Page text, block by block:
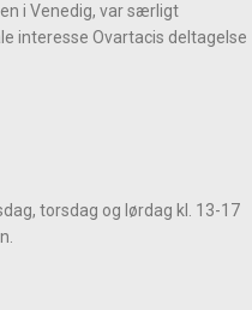
i Venedig, var særligt
interesse Ovartacis deltagelse
torsdag og lørdag kl. 13-17